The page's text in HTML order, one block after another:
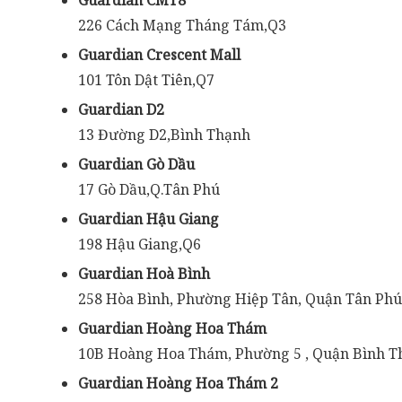
226 Cách Mạng Tháng Tám,Q3
Guardian Crescent Mall
101 Tôn Dật Tiên,Q7
Guardian D2
13 Đường D2,Bình Thạnh
Guardian Gò Dầu
17 Gò Dầu,Q.Tân Phú
Guardian Hậu Giang
198 Hậu Giang,Q6
Guardian Hoà Bình
258 Hòa Bình, Phường Hiệp Tân, Quận Tân Phú
Guardian Hoàng Hoa Thám
10B Hoàng Hoa Thám, Phường 5 , Quận Bình
Guardian Hoàng Hoa Thám 2